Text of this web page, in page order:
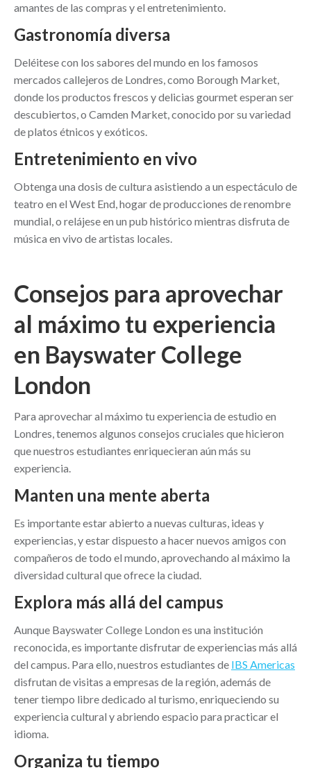
amantes de las compras y el entretenimiento.
Gastronomía diversa
Deléitese con los sabores del mundo en los famosos
mercados callejeros de Londres, como Borough Market,
donde los productos frescos y delicias gourmet esperan ser
descubiertos, o Camden Market, conocido por su variedad
de platos étnicos y exóticos.
Entretenimiento en vivo
Obtenga una dosis de cultura asistiendo a un espectáculo de
teatro en el West End, hogar de producciones de renombre
mundial, o relájese en un pub histórico mientras disfruta de
música en vivo de artistas locales.
Consejos para aprovechar
al máximo tu experiencia
en Bayswater College
London
Para aprovechar al máximo tu experiencia de estudio en
Londres, tenemos algunos consejos cruciales que hicieron
que nuestros estudiantes enriquecieran aún más su
experiencia.
Manten una mente aberta
Es importante estar abierto a nuevas culturas, ideas y
experiencias, y estar dispuesto a hacer nuevos amigos con
compañeros de todo el mundo, aprovechando al máximo la
diversidad cultural que ofrece la ciudad.
Explora más allá del campus
Aunque Bayswater College London es una institución
reconocida, es importante disfrutar de experiencias más allá
del campus. Para ello, nuestros estudiantes de IBS Americas
disfrutan de visitas a empresas de la región, además de
tener tiempo libre dedicado al turismo, enriqueciendo su
experiencia cultural y abriendo espacio para practicar el
idioma.
Organiza tu tiempo